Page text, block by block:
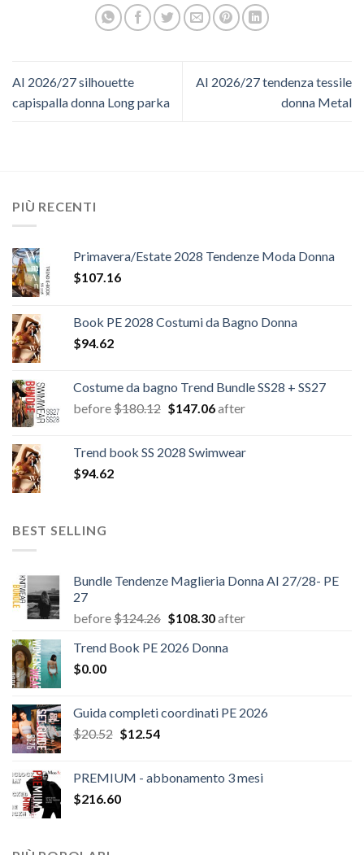
AI 2026/27 silhouette
capispalla donna Long parka
AI 2026/27 tendenza tessile
donna Metal
PIÙ RECENTI
Primavera/Estate 2028 Tendenze Moda Donna
$107.16
Book PE 2028 Costumi da Bagno Donna
$94.62
Costume da bagno Trend Bundle SS28 + SS27
before$180.12 Il
era:
$147.06Il
è:
after
Trend book SS 2028 Swimwear
$94.62
BEST SELLING
Bundle Tendenze Maglieria Donna AI 27/28- PE
27
before$124.26 Il
originale
$108.30Il
attuale
after
Trend Book PE 2026 Donna
$0.00
Guida completi coordinati PE 2026
$20.52 Il
era:
$20.52.
$12.54Il
è:
PREMIUM - abbonamento 3 mesi
$216.60